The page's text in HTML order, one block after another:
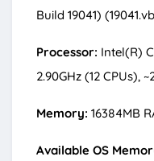
Build 19041)
Processor: Intel(R)
2.90GHz (12 CPUs),
Memory: 16384MB
Available OS